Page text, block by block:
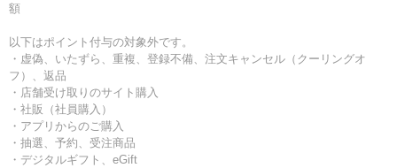
額
以下はポイント付与の対象外です。
・虚偽、いたずら、重複、登録不備、注文キャンセル（クーリングオ
フ）、返品
・店舗受け取りのサイト購入
・社販（社員購入）
・アプリからのご購入
・抽選、予約、受注商品
・デジタルギフト、eGift